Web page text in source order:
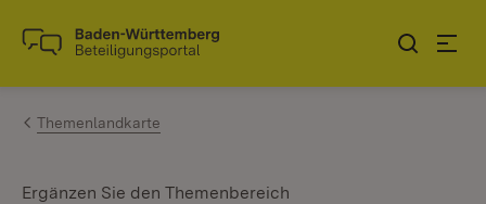
Zum Inhalt springen
Link zur Startseite
Themenlandkarte
Ergänzen Sie den Themenbereich